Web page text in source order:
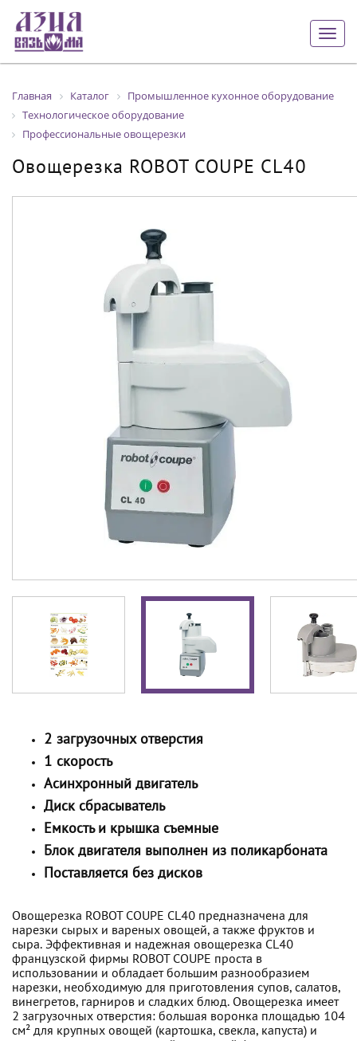
Главная Каталог
Промышленное кухонное оборудование
Технологическое оборудование
Профессиональные овощерезки
Овощерезка ROBOT COUPE CL40
2 загрузочных отверстия
1 скорость
Асинхронный двигатель
Диск сбрасыватель
Емкость и крышка съемные
Блок двигателя выполнен из поликарбоната
Поставляется без дисков
Овощерезка ROBOT COUPE CL40 предназначена для
нарезки сырых и вареных овощей, а также фруктов и
сыра. Эффективная и надежная овощерезка CL40
французской фирмы ROBOT COUPE проста в
использовании и обладает большим разнообразием
нарезки, необходимую для приготовления супов, салатов,
винегретов, гарниров и сладких блюд. Овощерезка имеет
2 загрузочных отверстия: большая воронка площадью 104
см² для крупных овощей (картошка, свекла, капуста) и